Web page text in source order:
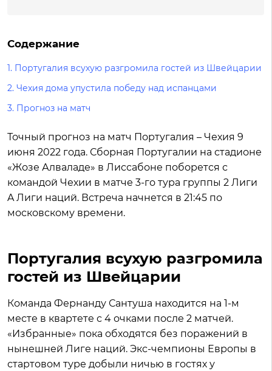
Содержание
1. Португалия всухую разгромила гостей из Швейцарии
2. Чехия дома упустила победу над испанцами
3. Прогноз на матч
Точный прогноз на матч Португалия – Чехия 9
июня 2022 года. Сборная Португалии на стадионе
«Жозе Алваладе» в Лиссабоне поборется с
командой Чехии в матче 3-го тура группы 2 Лиги
A Лиги наций. Встреча начнется в 21:45 по
московскому времени.
Португалия всухую разгромила
гостей из Швейцарии
Команда Фернанду Сантуша находится на 1-м
месте в квартете с 4 очками после 2 матчей.
«Избранные» пока обходятся без поражений в
нынешней Лиге наций. Экс-чемпионы Европы в
стартовом туре добыли ничью в гостях у